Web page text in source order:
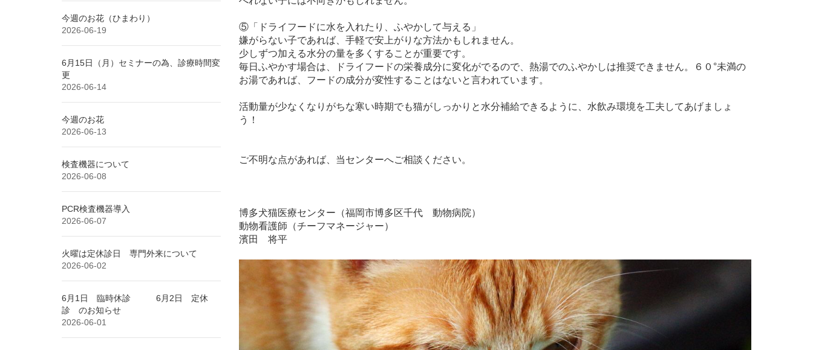
⑤「ドライフードに水を入れたり、ふやかして与える」
嫌がらない子であれば、手軽で安上がりな方法かもしれません。
少しずつ加える水分の量を多くすることが重要です。
毎日ふやかす場合は、ドライフードの栄養成分に変化がでるので、熱湯でのふやかしは推奨できません。６０°未満の
お湯であれば、フードの成分が変性することはないと言われています。
活動量が少なくなりがちな寒い時期でも猫がしっかりと水分補給できるように、水飲み環境を工夫してあげましょ
う！
ご不明な点があれば、当センターへご相談ください。
博多犬猫医療センター（福岡市博多区千代 動物病院）
動物看護師（チーフマネージャー）
濱田 将平
今週のお花（ひまわり）
2026-06-19
6月15日（月）セミナーの為、診療時間変
更
2026-06-14
今週のお花
2026-06-13
検査機器について
2026-06-08
PCR検査機器導入
2026-06-07
火曜は定休診日 専門外来について
2026-06-02
6月1日 臨時休診 6月2日 定休
診 のお知らせ
2026-06-01